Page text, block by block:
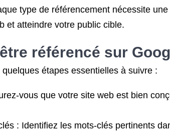
type de référencement nécessite
et atteindre votre public cible.
référencé sur
étapes essentielles à suivre :
vous que votre site web est bien
: Identifiez les mots-clés pertinents